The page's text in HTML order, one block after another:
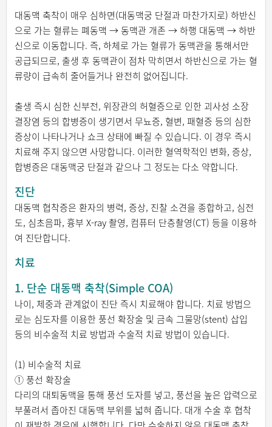
대동맥 축착이 매우 심하면(대동맥궁 단절과 마찬가지로) 하반신
으로 가는 혈류는 폐동맥 → 동맥관 개존 → 하행 대동맥 → 하반
신으로 이동합니다. 즉, 하체로 가는 혈류가 동맥관을 통해서만
공급되므로, 출생 후 동맥관이 점차 막히면서 하반신으로 가는 혈
류량이 급속히 줄어들거나 완전히 없어집니다.
출생 즉시 심한 신부전, 위장관의 허혈증으로 인한 괴사성 소장
결장염 등의 합병증이 생기면서 무뇨증, 혈변, 패혈증 등의 심한
증상이 나타나거나 쇼크 상태에 빠질 수 있습니다. 이 경우 즉시
치료해 주지 않으면 사망합니다. 이러한 혈역학적인 변화, 증상,
합병증은 대동맥궁 단절과 같으나 그 정도는 다소 약합니다.
진단
대동맥 협착증은 환자의 병력, 증상, 진찰 소견을 종합하고, 심전
도, 심초음파, 흉부 X-ray 촬영, 컴퓨터 단층촬영(CT) 등을 이용하
여 진단합니다.
치료
1. 단순 대동맥 축착(Simple COA)
나이, 체중과 관계없이 진단 즉시 치료해야 합니다. 치료 방법으
로는 심도자를 이용한 풍선 확장술 및 금속 그물망(stent) 삽입
등의 비수술적 치료 방법과 수술적 치료 방법이 있습니다.
(1) 비수술적 치료
① 풍선 확장술
다리의 대퇴동맥을 통해 풍선 도자를 넣고, 풍선을 높은 압력으로
부풀려서 좁아진 대동맥 부위를 넓혀 줍니다. 대개 수술 후 협착